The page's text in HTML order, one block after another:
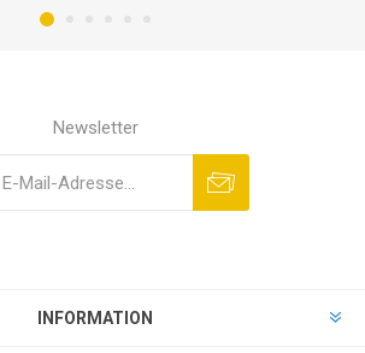
Newsletter
INFORMATION